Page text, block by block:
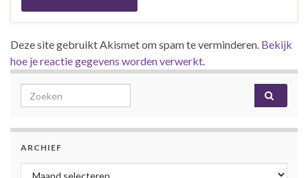
Deze site gebruikt Akismet om spam te verminderen. Bekijk
hoe je reactie gegevens worden verwerkt.
Search for:
ARCHIEF
Archief